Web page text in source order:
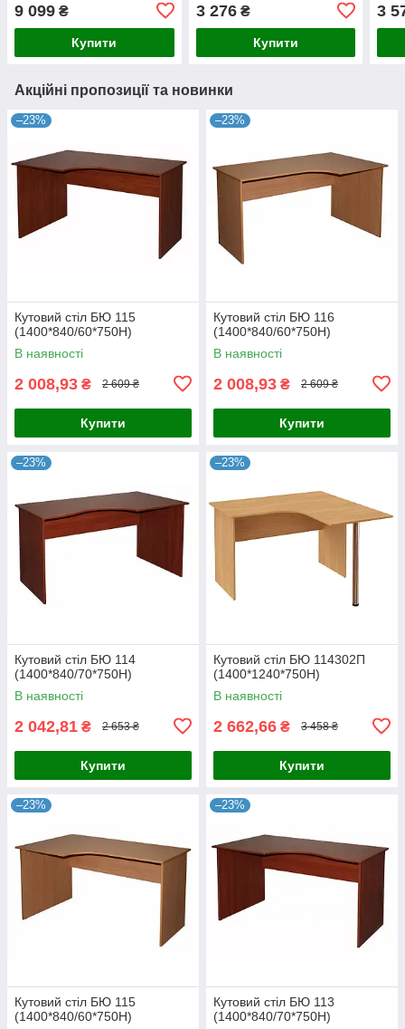
9 099 ₴
Купити
3 276₴
Купити
3
Акційні пропозиції та новинки
–23%
Кутовий стіл БЮ 115
(1400*840/60*750Н)
В наявності
2 008,93 ₴ 2 609 ₴
Купити
–23%
Кутовий стіл БЮ 116
(1400*840/60*750Н)
В наявності
2 008,93 ₴ 2 609 ₴
Купити
–23%
Кутовий стіл БЮ 114
(1400*840/70*750Н)
В наявності
2 042,81 ₴ 2 653 ₴
Купити
–23%
Кутовий стіл БЮ 114302П
(1400*1240*750Н)
В наявності
2 662,66 ₴ 3 458 ₴
Купити
–23%
Кутовий стіл БЮ 115
(1400*840/60*750Н)
–23%
Кутовий стіл БЮ 113
(1400*840/70*750Н)